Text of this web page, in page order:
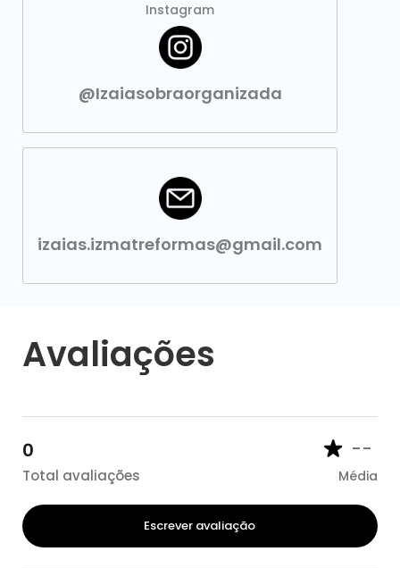
Instagram
@Izaiasobraorganizada
izaias.izmatreformas@gmail.com
Avaliações
0
Total avaliações
--
Média
Escrever avaliação